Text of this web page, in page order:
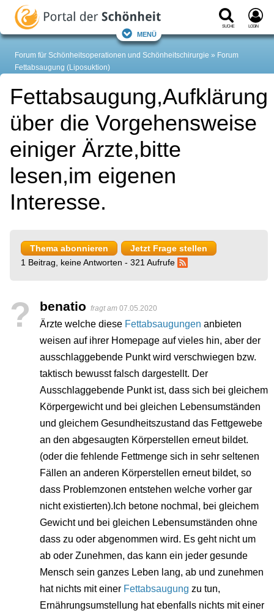
Suche Login
Menü
Forum für Schönheitsoperationen und Schönheitschirurgie
Forum
Fettabsaugung (Liposuktion)
Fettabsaugung,Aufklärung
über die Vorgehensweise
einiger Ärzte,bitte
lesen,im eigenen
Interesse.
Thema abonnieren
Jetzt Frage stellen
1 Beitrag, keine Antworten - 321 Aufrufe
? benatio fragt am 07.05.2020
Ärzte welche diese Fettabsaugungen anbieten
weisen auf ihrer Homepage auf vieles hin, aber der
ausschlaggebende Punkt wird verschwiegen bzw.
taktisch bewusst falsch dargestellt. Der
Ausschlaggebende Punkt ist, dass sich bei gleichem
Körpergewicht und bei gleichen Lebensumständen
und gleichem Gesundheitszustand das Fettgewebe
an den abgesaugten Körperstellen erneut bildet.
(oder die fehlende Fettmenge sich in sehr seltenen
Fällen an anderen Körperstellen erneut bildet, so
dass Problemzonen entstehen welche vorher gar
nicht existierten).Ich betone nochmal, bei gleichem
Gewicht und bei gleichen Lebensumständen ohne
dass zu oder abgenommen wird. Es geht nicht um
ab oder Zunehmen, das kann ein jeder gesunde
Mensch sein ganzes Leben lang, ab und zunehmen
hat nichts mit einer Fettabsaugung zu tun,
Ernährungsumstellung hat ebenfalls nichts mit einer